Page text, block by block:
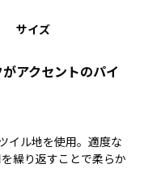
サイズ
アクセントのパイ
イル地を使用。適度な
繰り返すことで柔らか